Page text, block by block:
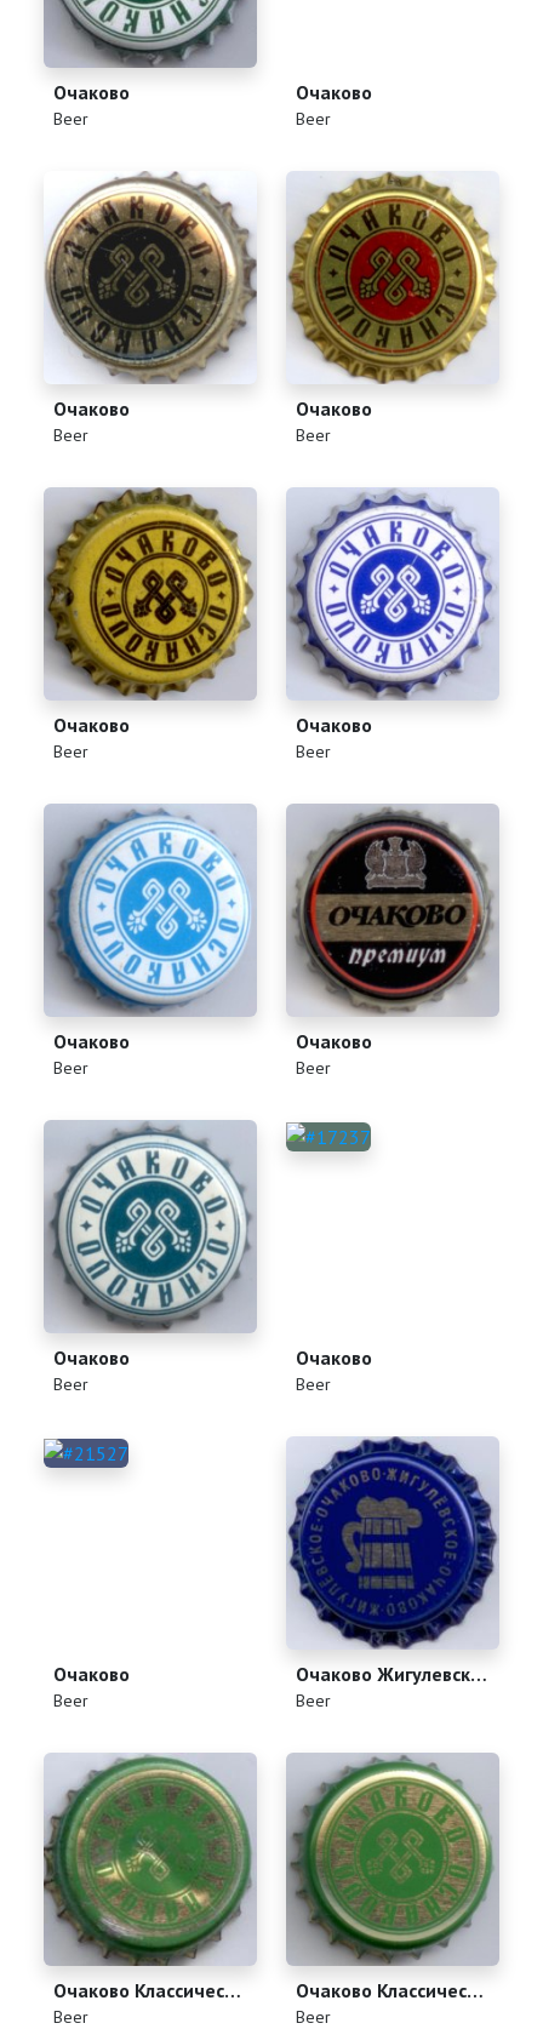
Очаково
(Beer)
Очаково
(Beer)
Очаково
(Beer)
Очаково
(Beer)
Очаково
(Beer)
Очаково
(Beer)
Очаково
(Beer)
Очаково
(Beer)
Очаково
(Beer)
Очаково
(Beer)
Очаково
(Beer)
Очаково Жигулевское
(Beer)
Очаково Классическое
(Beer)
Очаково Классическое
(Beer)